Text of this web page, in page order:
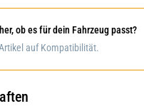
Darstellung kann abweichen
ob es für dein Fahrzeug passt?
auf Kompatibilität.